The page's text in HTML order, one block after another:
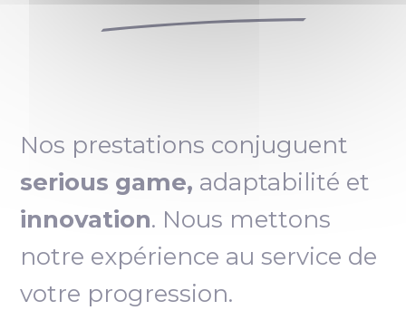
Nos prestations conjuguent
serious game, adaptabilité et
innovation. Nous mettons
notre expérience au service de
votre progression.